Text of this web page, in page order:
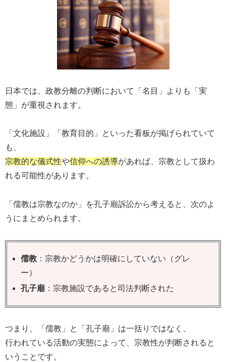
日本では、政教分離の判断において「名目」よりも「実
態」が重視されます。
「文化施設」「教育目的」といった看板が掲げられていて
も、
宗教的な儀式性や信仰への誘導があれば、宗教として扱わ
れる可能性があります。
「儒教は宗教なのか」を孔子廟訴訟から考えると、次のよ
うにまとめられます。
儒教 ：宗教かどうかは明確にしていない（グレ
ー）
孔子廟 ：宗教施設であると司法判断された
つまり、「儒教」と「孔子廟」は一括りではなく、
行われている活動の実態によって、宗教性が判断されると
いうことです。